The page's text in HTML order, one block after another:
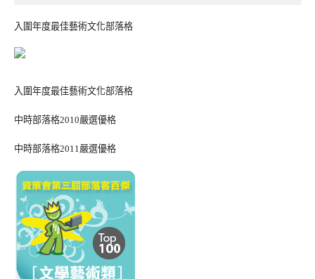
入圍年度最佳藝術文化部落格
入圍年度最佳藝術文化部落格
中時部落格2010嚴選優格
中時部落格2011嚴選優格